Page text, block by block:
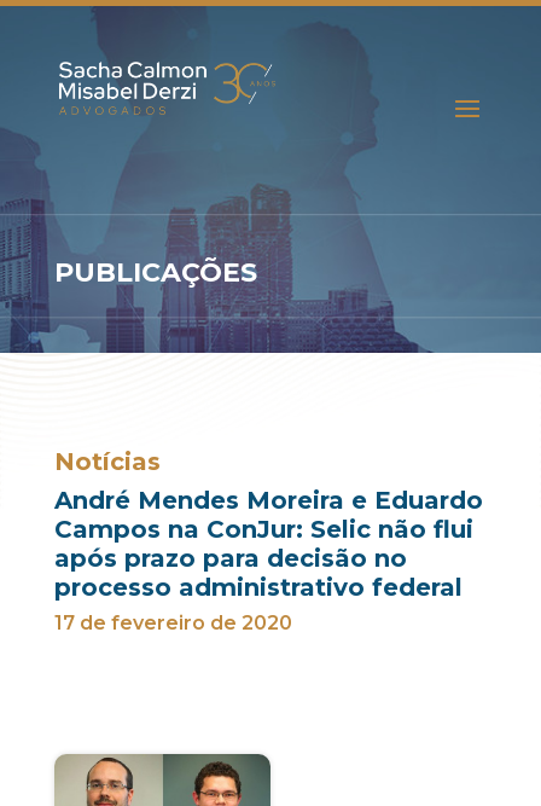
PUBLICAÇÕES
Notícias
André Mendes Moreira e Eduardo
Campos na ConJur: Selic não flui
após prazo para decisão no
processo administrativo federal
17 de fevereiro de 2020